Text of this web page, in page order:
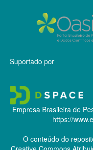
Suportado por
Empresa Brasileira de
https://
O conteúdo do